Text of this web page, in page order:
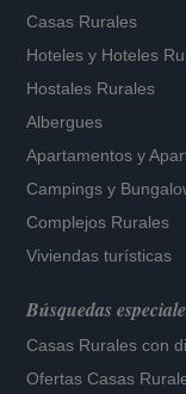
Casas Rurales
Hoteles y Hoteles
Hostales Rurales
Albergues
Apartamentos y
Campings y
Complejos Rurales
Viviendas turísticas
Búsquedas
Casas Rurales con
Ofertas Casas